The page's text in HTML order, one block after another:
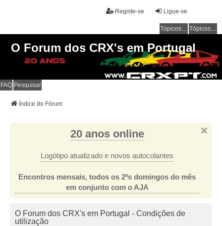
Ligue-se
Registe-se
Tópicos sem resposta Tópicos ativos
O Forum dos CRX's em Portugal
FAQ Pesquisar
Índice do Fórum
20 anos online
Logótipo atualizado e novos autocolantes
Encontros mensais, todos os 2ºs domingos do mês
em conjunto com o AJA
O Forum dos CRX's em Portugal - Condições de
utilização